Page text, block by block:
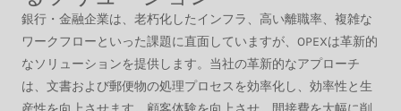
銀行・金融企業は、老朽化したインフラ、高い離職率、複雑な
ワークフローといった課題に直面していますが、OPEXは革新的
なソリューションを提供します。当社の革新的なアプローチ
は、文書および郵便物の処理プロセスを効率化し、効率性と生